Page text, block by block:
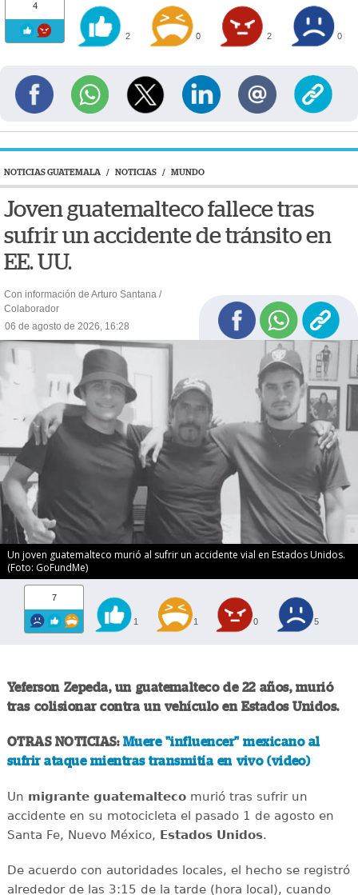
4
2 0 2 0
NOTICIAS GUATEMALA / NOTICIAS / MUNDO
Joven guatemalteco fallece tras
sufrir un accidente de tránsito en
EE. UU.
Con información de Arturo Santana /
Colaborador
06 de agosto de 2026, 16:28
Un joven guatemalteco murió al sufrir un accidente vial en Estados Unidos.
(Foto: GoFundMe)
7
1 1 0 5
Yeferson Zepeda, un guatemalteco de 22 años, murió
tras colisionar contra un vehículo en Estados Unidos.
OTRAS NOTICIAS: Muere "influencer" mexicano al
sufrir ataque mientras transmitía en vivo (video)
Un migrante guatemaltecomurió tras sufrir un
accidente en su motocicleta el pasado 1 de agosto en
Santa Fe, Nuevo México, Estados Unidos.
De acuerdo con autoridades locales, el hecho se registró
alrededor de las 3:15 de la tarde (hora local), cuando